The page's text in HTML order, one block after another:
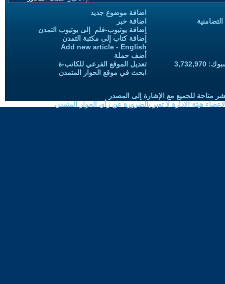
اضافة موضوع جديد
اضافة خبر
إضافة يوتيوب-فلم إلى يوتيوب التمدن
إضافة كتاب إلى مكتبة التمدن
Add new article - English
أضف حملة
تعديل الموقع الفرعي للكاتب-ة
ابحث في موقع الحوار المتمدن
متاحة للجميع مع الإشارة إلى المصدر
هيئة الادارة لا تعبر بالضرورة عن رأي الحوار المتمدن